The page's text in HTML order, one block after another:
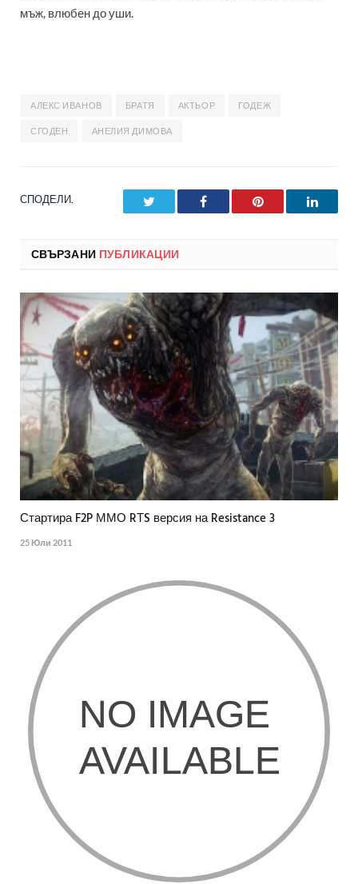
мъж, влюбен до уши.
АЛЕКС ИВАНОВ БРАТЯ АКТЬОР ГОДЕЖ
СГОДЕН АНЕЛИЯ ДИМОВА
СПОДЕЛИ. Facebook Pinterest
СВЪРЗАНИ ПУБЛИКАЦИИ
Стартира F2P ММО RТS версия на Resistance 3
25 Юли 2011